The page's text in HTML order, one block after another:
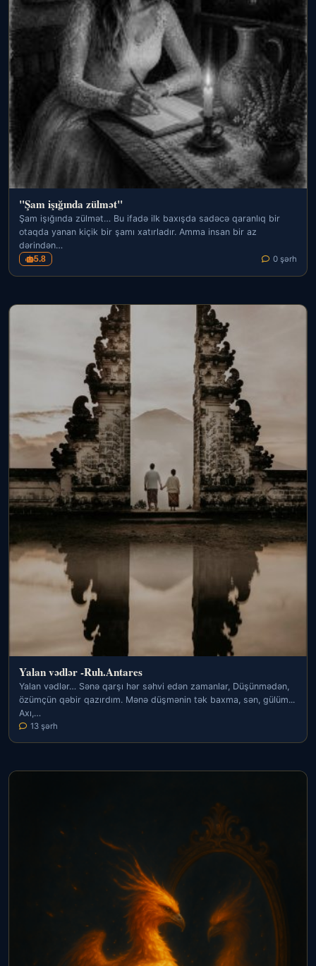
"Şam işığında zülmət"
Şam işığında zülmət… Bu ifadə ilk baxışda sadəcə qaranlıq bir
otaqda yanan kiçik bir şamı xatırladır. Amma insan bir az
dərindən…
5.8 0 şərh
Yalan vədlər -Ruh.Antares
Yalan vədlər… Sənə qarşı hər səhvi edən zamanlar, Düşünmədən,
özümçün qəbir qazırdım. Mənə düşmənin tək baxma, sən, gülüm...
Axı,…
13 şərh